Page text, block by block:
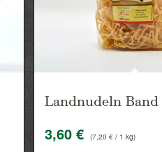
Landnudeln Band
3,60 € (7,20 €/ 1 kg)